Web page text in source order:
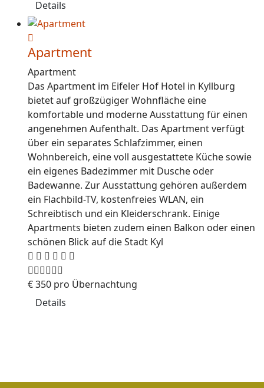
Details
Apartment
Apartment
Das Apartment im Eifeler Hof Hotel in Kyllburg
bietet auf großzügiger Wohnfläche eine
komfortable und moderne Ausstattung für einen
angenehmen Aufenthalt. Das Apartment verfügt
über ein separates Schlafzimmer, einen
Wohnbereich, eine voll ausgestattete Küche sowie
ein eigenes Badezimmer mit Dusche oder
Badewanne. Zur Ausstattung gehören außerdem
ein Flachbild-TV, kostenfreies WLAN, ein
Schreibtisch und ein Kleiderschrank. Einige
Apartments bieten zudem einen Balkon oder einen
schönen Blick auf die Stadt Kyl
€350 pro Übernachtung
Details